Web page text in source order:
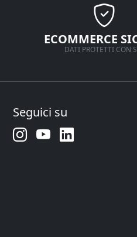
ECOMMERCE
DATI PROTETTI CON
Seguici su